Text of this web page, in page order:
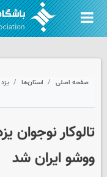
صفحه اصلی استان‌ها یزد
تالوکار
ووشو ایران شد